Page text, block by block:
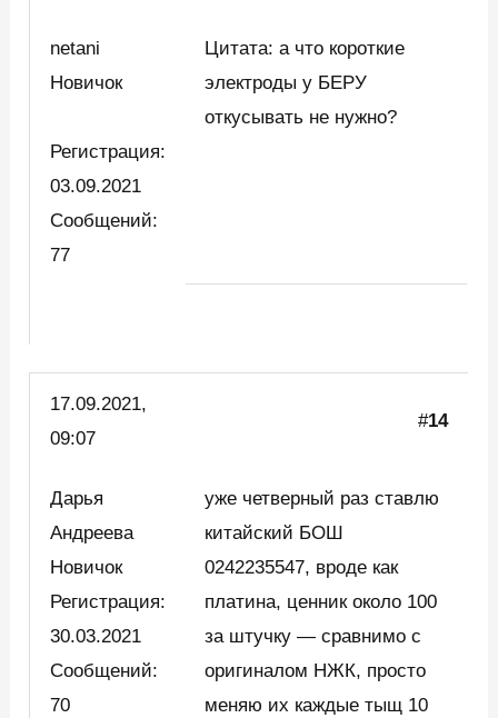
netani
Новичок
Регистрация:
03.09.2021
Сообщений:
77
Цитата: а что короткие
электроды у БЕРУ
откусывать не нужно?
17.09.2021,
09:07
#14
Дарья
Андреева
Новичок
Регистрация:
30.03.2021
Сообщений:
70
уже четверный раз ставлю
китайский БОШ
0242235547, вроде как
платина, ценник около 100
за штучку — сравнимо с
оригиналом НЖК, просто
меняю их каждые тыщ 10